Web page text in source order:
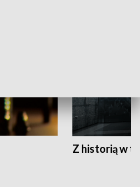
Z historią w